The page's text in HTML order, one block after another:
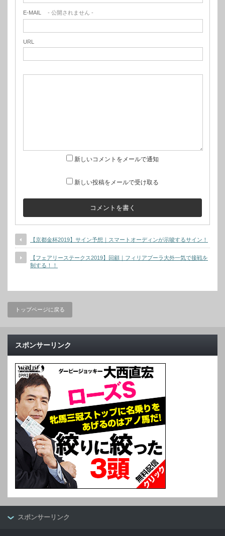
E-MAIL - 公開されません -
URL
新しいコメントをメールで通知
新しい投稿をメールで受け取る
【京都金杯2019】サイン予想｜スマートオーディンが示唆するサイン！
【フェアリーステークス2019】回顧｜フィリアプーラ大外一気で接戦を
制する！！
トップページに戻る
スポンサーリンク
スポンサーリンク